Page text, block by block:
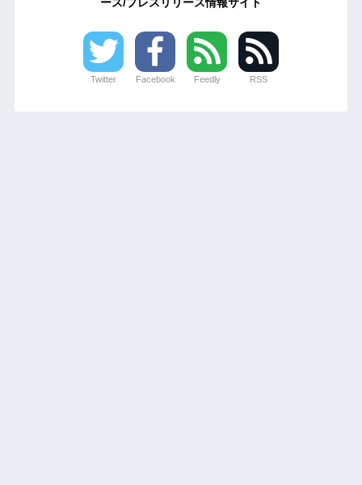
Twitter Facebook Feedly RSS